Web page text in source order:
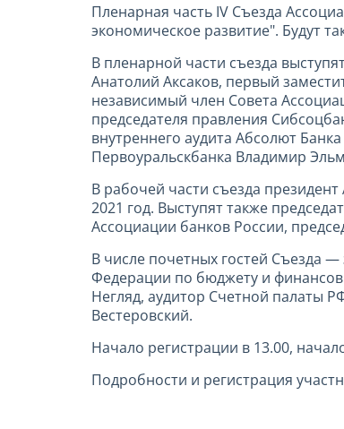
Пленарная часть IV Съезда
экономическое развитие". Будут
В пленарной части съезда
Анатолий Аксаков, первый
независимый член Совета
председателя правления
внутреннего аудита Абсолют
Первоуральскбанка Владимир
В рабочей части съезда
2021 год. Выступят также
Ассоциации банков России,
В числе почетных гостей Съезда
Федерации по бюджету и
Негляд, аудитор Счетной палаты
Вестеровский.
Начало регистрации в 13.00,
Подробности и регистрация